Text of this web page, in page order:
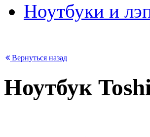
Ноутбуки и
Вернуться назад
Ноутбук